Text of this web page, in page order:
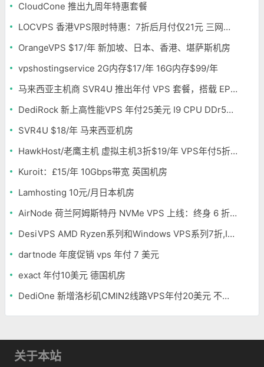
CloudCone 推出九周年特惠套餐
LOCVPS 香港VPS限时特惠：7折后月付仅21元 三网优化BGP线路 可选原生IP
OrangeVPS $17/年 新加坡、日本、香港、堪萨斯机房
vpshostingservice 2G内存$17/年 16G内存$99/年
马来西亚主机商 SVR4U 推出年付 VPS 套餐，搭载 EPYC/至强铂金，支持支付宝
DediRock 新上高性能VPS 年付25美元 I9 CPU DDr5内存 纽约机房
SVR4U $18/年 马来西亚机房
HawkHost/老鹰主机 虚拟主机3折$19/年 VPS年付5折$25/年
Kuroit：£15/年 10Gbps带宽 英国机房
Lamhosting 10元/月日本机房
AirNode 荷兰阿姆斯特丹 NVMe VPS 上线：终身 6 折，€1.99/月起，2.5Tbit/s DDoS 防护
DesiVPS AMD Ryzen系列和Windows VPS系列7折,Intel系列年付11.6美元
dartnode 年度促销 vps 年付 7 美元
exact 年付10美元 德国机房
DediOne 新增洛杉矶CMIN2线路VPS年付20美元 不限流量
关于本站